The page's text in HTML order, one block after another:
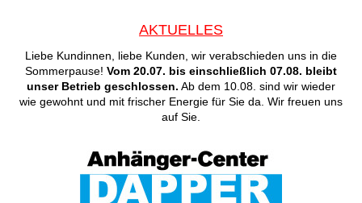
AKTUELLES
Liebe Kundinnen, liebe Kunden, wir verabschieden uns in die
Sommerpause! Vom 20.07. bis einschließlich 07.08. bleibt
unser Betrieb geschlossen. Ab dem 10.08. sind wir wieder
wie gewohnt und mit frischer Energie für Sie da. Wir freuen uns
auf Sie.